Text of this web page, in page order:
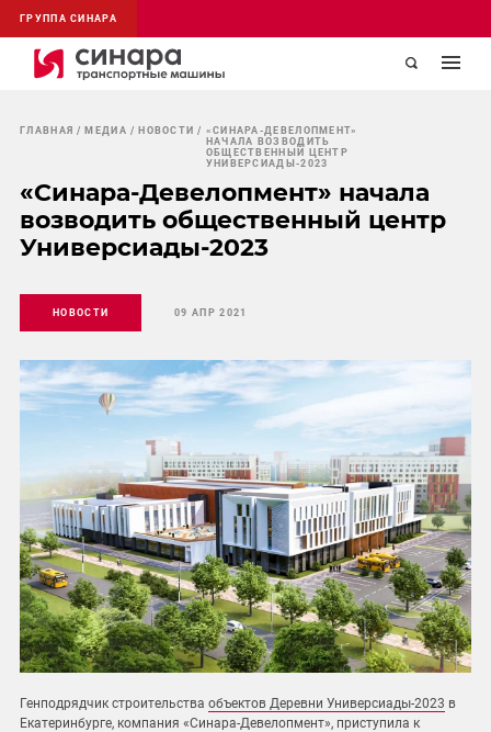
ГРУППА СИНАРА
ГЛАВНАЯ МЕДИА НОВОСТИ
«СИНАРА-ДЕВЕЛОПМЕНТ»
НАЧАЛА ВОЗВОДИТЬ
ОБЩЕСТВЕННЫЙ ЦЕНТР
УНИВЕРСИАДЫ-2023
«Синара-Девелопмент» начала
возводить общественный центр
Универсиады-2023
НОВОСТИ 09 АПР 2021
Генподрядчик строительства объектов Деревни Универсиады-2023 в
Екатеринбурге, компания «Синара-Девелопмент», приступила к